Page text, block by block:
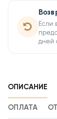
Если
дней
ОПИСАНИЕ
ОПЛАТА